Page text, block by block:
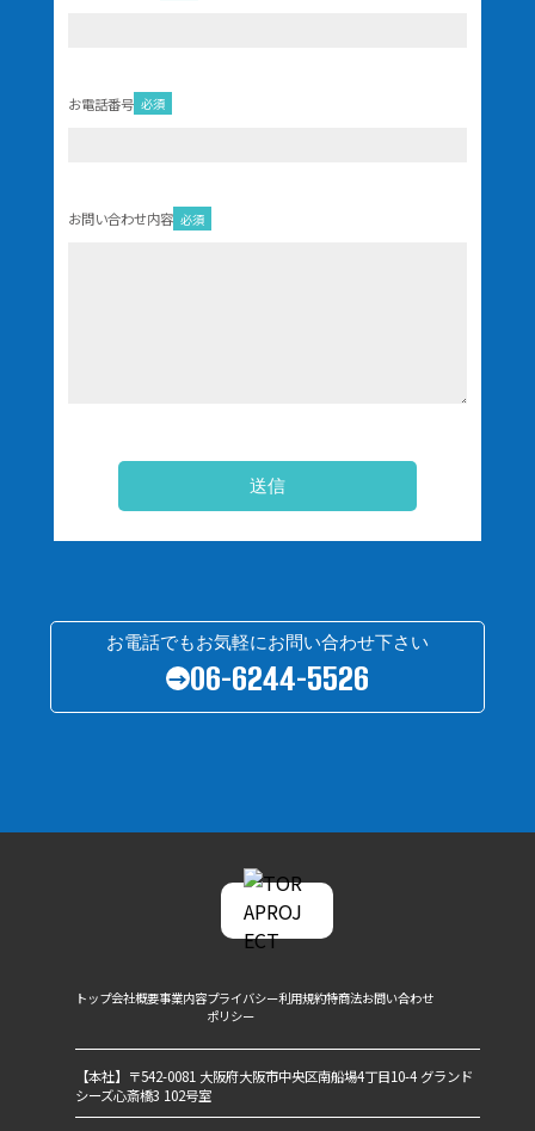
必須
お電話番号
必須
お問い合わせ内容
お電話でもお気軽にお問い合わせ下さい
→06-6244-5526
トップ会社概要事業内容プライバシー
ポリシー
利用規約特商法お問い合わせ
【本社】〒542-0081 大阪府大阪市中央区南船場4丁目10-4 グランド
シーズ心斎橋3 102号室